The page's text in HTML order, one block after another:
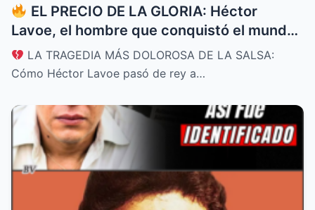
EL PRECIO DE LA GLORIA: Héctor
Lavoe, el hombre que conquistó el mundo
con su voz y lo perdió todo por las drogas
y el dolor
LA TRAGEDIA MÁS DOLOROSA DE LA SALSA:
Cómo Héctor Lavoe pasó de rey a…